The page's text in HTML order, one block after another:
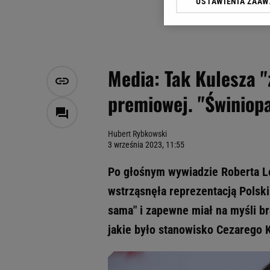
Media: Tak Kulesza
premiowej.
Hubert Rybkowski
3 września 2023, 11:55
Po głośnym wywiadzie Roberta
wstrząsnęła reprezentacją
sama" i zapewne miał na myśli
jakie było stanowisko Cezarego
Klikając „Akceptuję”
Zaufanych Partnerów i
My, nasi Zaufani
Użycie dokładnych
Przechowywanie